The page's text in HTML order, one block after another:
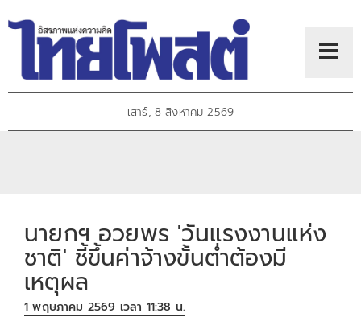
เสาร์, 8 สิงหาคม 2569
นายกฯ อวยพร 'วันแรงงานแห่ง
ชาติ' ชี้ขึ้นค่าจ้างขั้นต่ำต้องมี
เหตุผล
1 พฤษภาคม 2569 เวลา 11:38 น.